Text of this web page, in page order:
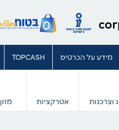
מידע על הכרטיס TOPCASH
וצרכנות אטרקציות מזון